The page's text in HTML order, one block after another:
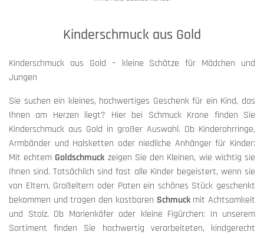
Kinderschmuck aus Gold
Kinderschmuck aus Gold – kleine Schätze für Mädchen und
Jungen
Sie suchen ein kleines, hochwertiges Geschenk für ein Kind, das
Ihnen am Herzen liegt? Hier bei Schmuck Krone finden Sie
Kinderschmuck aus Gold in großer Auswahl. Ob Kinderohrringe,
Armbänder und Halsketten oder niedliche Anhänger für Kinder:
Mit echtem Goldschmuck zeigen Sie den Kleinen, wie wichtig sie
Ihnen sind. Tatsächlich sind fast alle Kinder begeistert, wenn sie
von Eltern, Großeltern oder Paten ein schönes Stück geschenkt
bekommen und tragen den kostbaren Schmuckmit Achtsamkeit
und Stolz. Ob Marienkäfer oder kleine Figürchen: In unserem
Sortiment finden Sie hochwertig verarbeiteten, kindgerecht